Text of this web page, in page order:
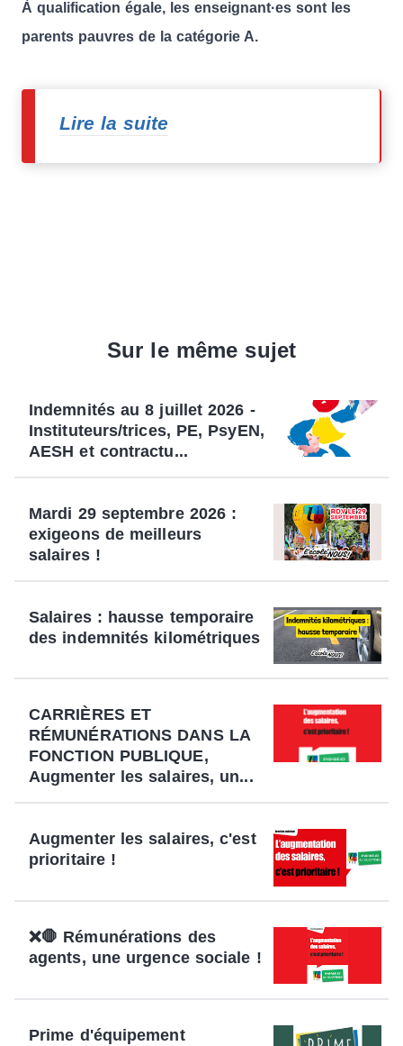
À qualification égale, les enseignant·es sont les
parents pauvres de la catégorie A.
Lire la suite
Sur le même sujet
Indemnités au 8 juillet 2026 -
Instituteurs/trices, PE, PsyEN,
AESH et contractu...
Mardi 29 septembre 2026 :
exigeons de meilleurs
salaires !
Salaires : hausse temporaire
des indemnités kilométriques
CARRIÈRES ET
RÉMUNÉRATIONS DANS LA
FONCTION PUBLIQUE,
Augmenter les salaires, un...
Augmenter les salaires, c'est
prioritaire !
❌🛑 Rémunérations des
agents, une urgence sociale !
Prime d'équipement